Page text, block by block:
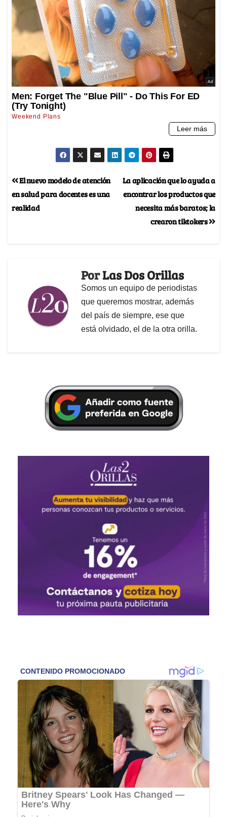
La aplicación que lo ayuda a
encontrar los productos que
necesita más baratos; la
crearon tiktokers
El nuevo modelo de atención
en salud para docentes es una
realidad
PorLas Dos Orillas
Somos un equipo de periodistas
que queremos mostrar, además
del país de siempre, ese que
está olvidado, el de la otra orilla.